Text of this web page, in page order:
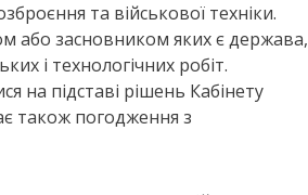
та військової техніки.
або засновником яких є держава,
і технологічних робіт.
на підставі рішень Кабінету
також погодження з